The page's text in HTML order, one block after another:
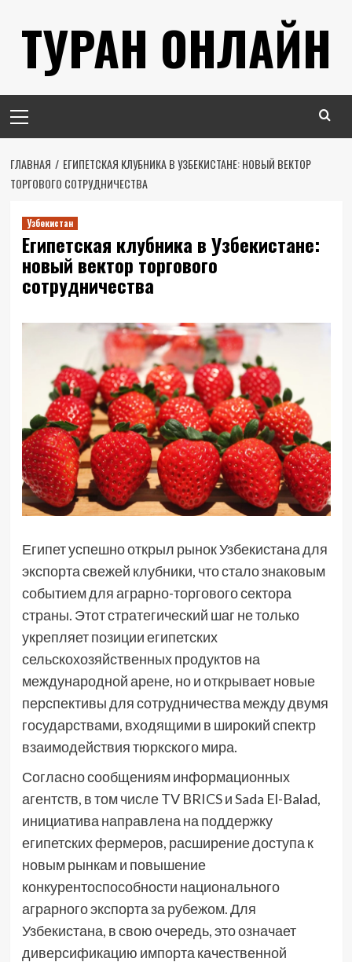
содержимому
ТУРАН ОНЛАЙН
меню
ГЛАВНАЯ
ЕГИПЕТСКАЯ КЛУБНИКА В УЗБЕКИСТАНЕ: НОВЫЙ ВЕКТОР
ТОРГОВОГО СОТРУДНИЧЕСТВА
Узбекистан
Египетская клубника в Узбекистане:
новый вектор торгового
сотрудничества
Египет успешно открыл рынок Узбекистана для
экспорта свежей клубники, что стало знаковым
событием для аграрно-торгового сектора
страны. Этот стратегический шаг не только
укрепляет позиции египетских
сельскохозяйственных продуктов на
международной арене, но и открывает новые
перспективы для сотрудничества между двумя
государствами, входящими в широкий спектр
взаимодействия тюркского мира.
Согласно сообщениям информационных
агентств, в том числе TV BRICS и Sada El-Balad,
инициатива направлена на поддержку
египетских фермеров, расширение доступа к
новым рынкам и повышение
конкурентоспособности национального
аграрного экспорта за рубежом. Для
Узбекистана, в свою очередь, это означает
диверсификацию импорта качественной